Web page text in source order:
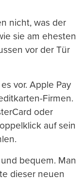
nicht, was der
sie am ehesten
vor der Tür
vor. Apple Pay
Firmen.
oder
auf sein
bequem. Man
dieser neuen